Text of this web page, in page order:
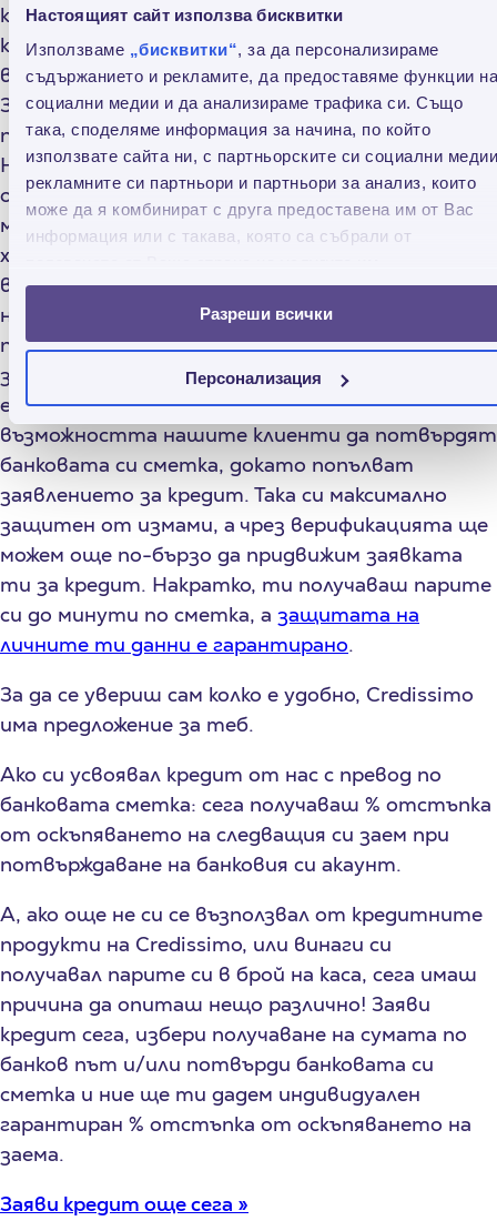
Настоящият сайт използва бисквитки
Използваме „бисквитки“, за да персонализираме
съдържанието и рекламите, да предоставяме функции на
социални медии и да анализираме трафика си. Също
така, споделяме информация за начина, по който
използвате сайта ни, с партньорските си социални
рекламните си партньори и партньори за анализ, които
може да я комбинират с друга предоставена им от Вас
информация или с такава, която са събрали от
Разреши всички
Персонализация
каса, но можеш да ги използваш веднага,
където и да си! Получи пари точно в момента,
в който ти трябват - бързо, лесно и удобно.
Заявионлайн кредит от Credissimoи избери
получаване по банкова сметка. Това е всичко!
Няма нужда дори да ставаш от дивана - с
одобрение до 7 минути, ще получиш превода
максимално бързо и удобно, без да се налага да
ходиш до офис. И това не е всичко! Като
водеща FinTech компания, Credissimo
непрекъснато търси нови решения за
подобрение на услугата си и повече удобство
за потребителите. Последната иновация,
единствена по рода си на българския пазар, е
възможността нашите клиенти да потвърдят
банковата си сметка, докато попълват
заявлението за кредит. Така си максимално
защитен от измами, а чрез верификацията ще
можем още по-бързо да придвижим заявката
ти за кредит. Накратко, ти получаваш парите
си до минути по сметка, а защитата на
личните ти данни е гарантирано.
За да се увериш сам колко е удобно, Credissimo
има предложение за теб.
Ако си усвоявал кредит от нас с превод по
банковата сметка: сега получаваш % отстъпка
от оскъпяването на следващия си заем при
потвърждаване на банковия си акаунт.
А, ако още не си се възползвал от кредитните
продукти на Credissimo, или винаги си
получавал парите си в брой на каса, сега имаш
причина да опиташ нещо различно! Заяви
кредит сега, избери получаване на сумата по
банков път и/или потвърди банковата си
сметка и ние ще ти дадем индивидуален
гарантиран % отстъпка от оскъпяването на
заема.
Заяви кредит още сега »